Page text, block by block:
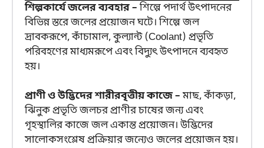
শিল্পকার্যে জলের ব্যবহার –শিল্পে পদার্থ উৎপাদনের
বিভিন্ন স্তরে জলের প্রয়োজন ঘটে। শিল্পে জল
দ্রাবকরূপে, কাঁচামাল, কুল্যান্ট (Coolant) প্রভৃতি
পরিবহণের মাধ্যমরূপে এবং বিদ্যুৎ উৎপাদনে ব্যবহৃত
হয়।
প্রাণী ও উদ্ভিদের শারীরবৃত্তীয় কাজে –মাছ, কাঁকড়া,
ঝিনুক প্রভৃতি জলচর প্রাণীর চাষের জন্য এবং
গৃহস্থালির কাজে জল একান্ত প্রয়োজন। উদ্ভিদের
সালোকসংশ্লেষ প্রক্রিয়ার জন্যেও জলের প্রয়োজন হয়।